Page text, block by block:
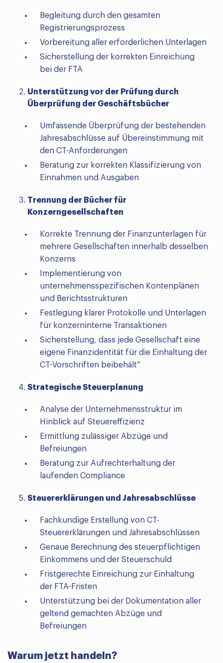
Begleitung durch den gesamten
Registrierungsprozess
Vorbereitung aller erforderlichen Unterlagen
Sicherstellung der korrekten Einreichung
bei der FTA
Unterstützung vor der Prüfung durch
Überprüfung der Geschäftsbücher
Umfassende Überprüfung der bestehenden
Jahresabschlüsse auf Übereinstimmung mit
den CT-Anforderungen
Beratung zur korrekten Klassifizierung von
Einnahmen und Ausgaben
Trennung der Bücher für
Konzerngesellschaften
Korrekte Trennung der Finanzunterlagen für
mehrere Gesellschaften innerhalb desselben
Konzerns
Implementierung von
unternehmensspezifischen Kontenplänen
und Berichtsstrukturen
Festlegung klarer Protokolle und Unterlagen
für konzerninterne Transaktionen
Sicherstellung, dass jede Gesellschaft eine
eigene Finanzidentität für die Einhaltung der
CT-Vorschriften beibehält”
Strategische Steuerplanung
Analyse der Unternehmensstruktur im
Hinblick auf Steuereffizienz
Ermittlung zulässiger Abzüge und
Befreiungen
Beratung zur Aufrechterhaltung der
laufenden Compliance
Steuererklärungen und Jahresabschlüsse
Fachkundige Erstellung von CT-
Steuererklärungen und Jahresabschlüssen
Genaue Berechnung des steuerpflichtigen
Einkommens und der Steuerschuld
Fristgerechte Einreichung zur Einhaltung
der FTA-Fristen
Unterstützung bei der Dokumentation aller
geltend gemachten Abzüge und
Befreiungen
Warum jetzt handeln?